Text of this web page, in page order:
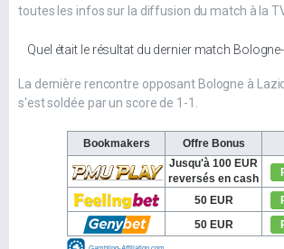
toutes les infos sur la diffusion du match à la
Quel était le résultat du dernier match
La dernière rencontre opposant Bologne à
s'est soldée par un score de 1-1.